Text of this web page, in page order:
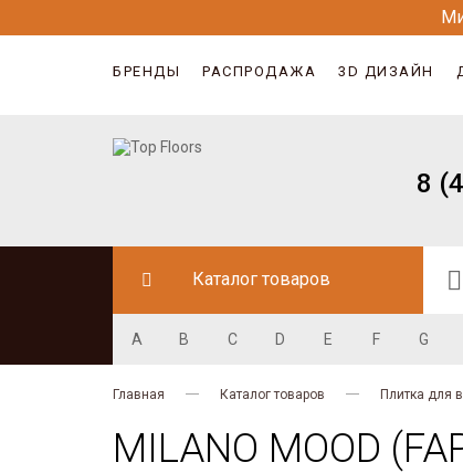
БРЕНДЫ РАСПРОДАЖА 3D ДИЗАЙН
8
Каталог товаров
A B C D E F G
Главная Каталог товаров Плитка для
MILANO MOOD